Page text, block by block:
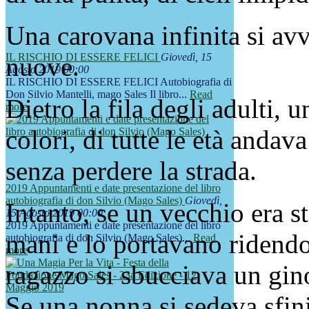
IL RISCHIO DI ESSERE FELICI Giovedì, 15
Agosto 2019 00:00
IL RISCHIO DI ESSERE FELICI Autobiografia di
Don Silvio Mantelli, mago Sales Il libro... Read
more
2019 Appuntamenti e date presentazione del libro
autobiografia di don Silvio (Mago Sales) Giovedì,
15 Agosto 2019 00:00
2019 Appuntamenti e date presentazione del libro
autobiografia di don Silvio (Mago Sales)...Read
more
Una carovana infinita si
nuove.
Dietro la fila degli adulti,
colori, di tutte le età
senza perdere la strada.
Intanto, se un vecchio era
mani e lo portavano
ragazzo si sbucciava un